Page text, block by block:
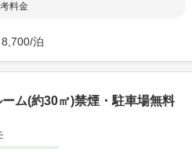
料金
8,700/泊
ム(約30㎡)禁煙・駐車場無料